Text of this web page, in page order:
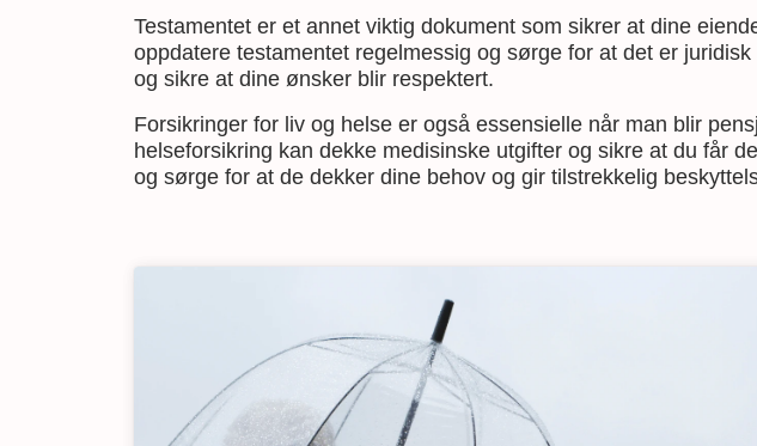
Testamentet er et annet viktig dokument som sikrer at dine
oppdatere testamentet regelmessig og sørge for at det er
og sikre at dine ønsker blir respektert.
Forsikringer for liv og helse er også essensielle når man blir
helseforsikring kan dekke medisinske utgifter og sikre at du får
og sørge for at de dekker dine behov og gir tilstrekkelig